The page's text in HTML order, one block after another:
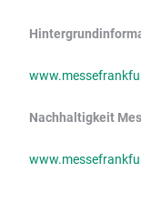
Nachhaltigkeit